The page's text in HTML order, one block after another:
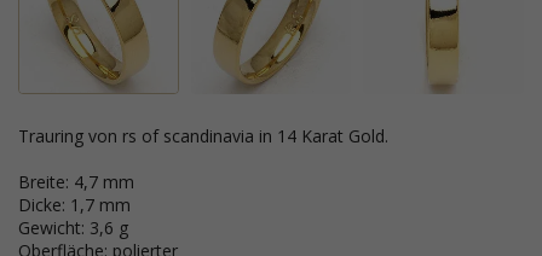
Trauring von rs of scandinavia in 14 Karat Gold.
Breite: 4,7 mm
Dicke: 1,7 mm
Gewicht: 3,6 g
Oberfläche: polierter